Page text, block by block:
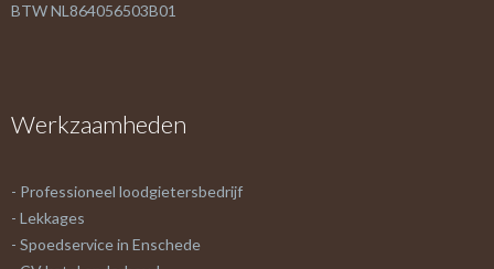
BTW NL864056503B01
Werkzaamheden
- Professioneel loodgietersbedrijf
- Lekkages
- Spoedservice in Enschede